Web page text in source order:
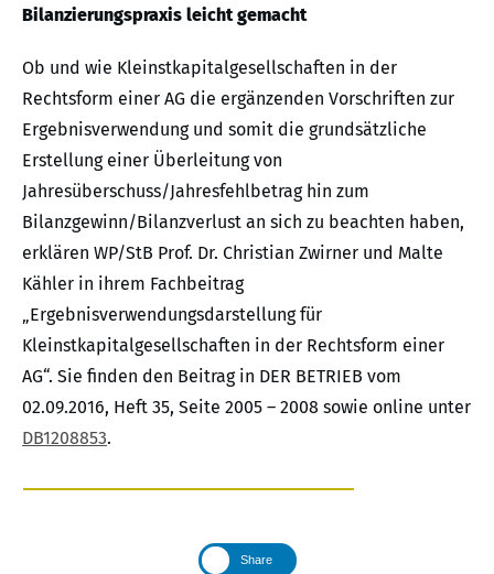
Bilanzierungspraxis leicht gemacht
Ob und wie Kleinstkapitalgesellschaften in der
Rechtsform einer AG die ergänzenden Vorschriften zur
Ergebnisverwendung und somit die grundsätzliche
Erstellung einer Überleitung von
Jahresüberschuss/Jahresfehlbetrag hin zum
Bilanzgewinn/Bilanzverlust an sich zu beachten haben,
erklären WP/StB Prof. Dr. Christian Zwirner und Malte
Kähler in ihrem Fachbeitrag
„Ergebnisverwendungsdarstellung für
Kleinstkapitalgesellschaften in der Rechtsform einer
AG“. Sie finden den Beitrag in DER BETRIEB vom
02.09.2016, Heft 35, Seite 2005 – 2008 sowie online unter
DB1208853.
Share